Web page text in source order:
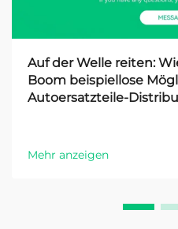
Auf der Welle reiten:
Boom beispiellose
Autoersatzteile-
Mehr anzeigen